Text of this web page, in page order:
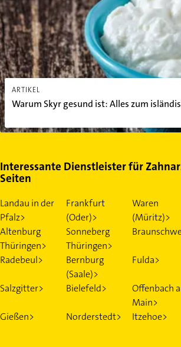
ARTIKEL
Warum Skyr gesund ist: Alles zum
Interessante Dienstleister für
Seiten
Landau in der
Pfalz>
Frankfurt
(Oder)>
Waren
(Müritz)>
Altenburg
Thüringen>
Sonneberg
Thüringen>
Radebeul>
Bernburg
(Saale)>
Fulda>
Salzgitter> Bielefeld>
Offenbach
Main>
Gießen> Norderstedt> Itzehoe>